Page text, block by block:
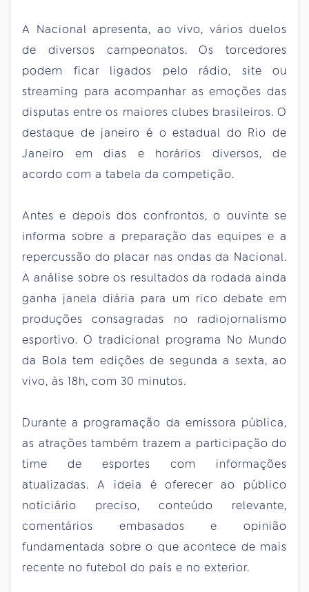
A Nacional apresenta, ao vivo, vários duelos
de diversos campeonatos. Os torcedores
podem ficar ligados pelo rádio, site ou
streaming para acompanhar as emoções das
disputas entre os maiores clubes brasileiros. O
destaque de janeiro é o estadual do Rio de
Janeiro em dias e horários diversos, de
acordo com a tabela da competição.
Antes e depois dos confrontos, o ouvinte se
informa sobre a preparação das equipes e a
repercussão do placar nas ondas da Nacional.
A análise sobre os resultados da rodada ainda
ganha janela diária para um rico debate em
produções consagradas no radiojornalismo
esportivo. O tradicional programa No Mundo
da Bola tem edições de segunda a sexta, ao
vivo, às 18h, com 30 minutos.
Durante a programação da emissora pública,
as atrações também trazem a participação do
time de esportes com informações
atualizadas. A ideia é oferecer ao público
noticiário preciso, conteúdo relevante,
comentários embasados e opinião
fundamentada sobre o que acontece de mais
recente no futebol do país e no exterior.